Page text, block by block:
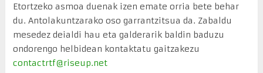
Etortzeko asmoa duenak izen emate orria bete behar
du. Antolakuntzarako oso garrantzitsua da. Zabaldu
mesedez deialdi hau eta galderarik baldin baduzu
ondorengo helbidean kontaktatu gaitzakezu
contactrtf@riseup.net